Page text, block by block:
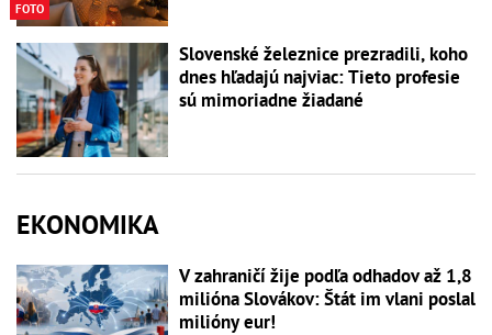
FOTO
Slovenské železnice prezradili, koho
dnes hľadajú najviac: Tieto profesie
sú mimoriadne žiadané
EKONOMIKA
V zahraničí žije podľa odhadov až 1,8
milióna Slovákov: Štát im vlani poslal
milióny eur!